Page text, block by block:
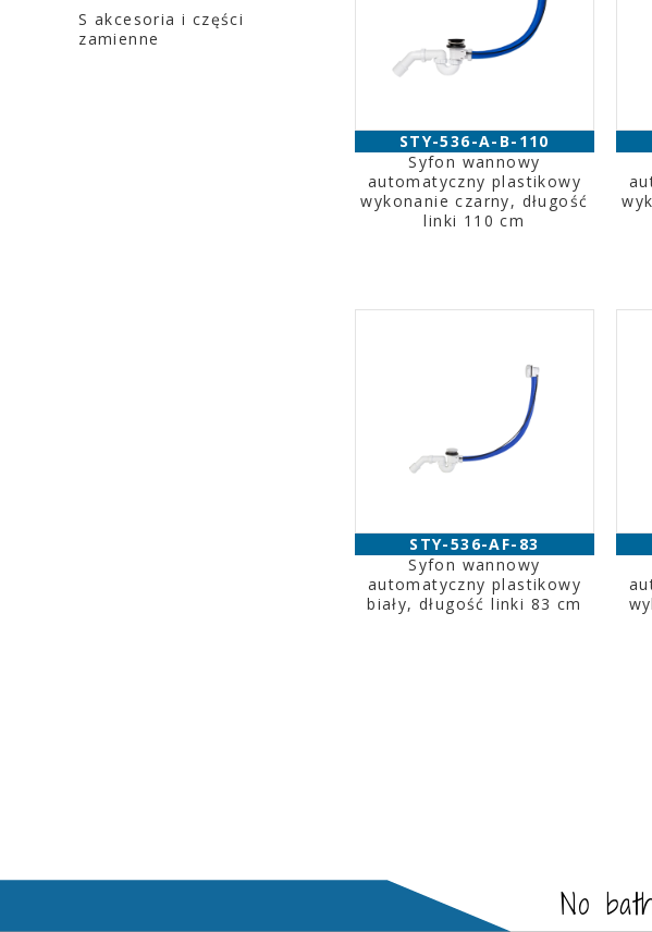
S akcesoria i części
zamienne
STY-536-A-B-110
Syfon wannowy
automatyczny plastikowy
wykonanie czarny, długość
linki 110 cm
STY-536-AF-83
Syfon wannowy
automatyczny plastikowy
biały, długość linki 83 cm
No